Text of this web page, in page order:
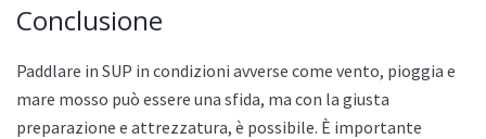
Conclusione
Paddlare in SUP in condizioni avverse come vento, pioggia e
mare mosso può essere una sfida, ma con la giusta
preparazione e attrezzatura, è possibile. È importante